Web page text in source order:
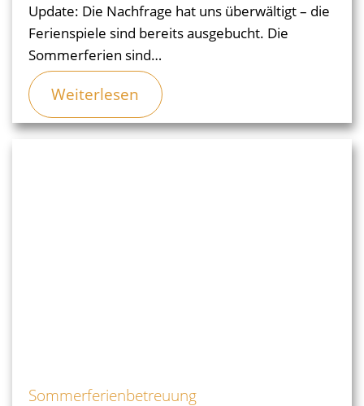
Update: Die Nachfrage hat uns überwältigt – die
Ferienspiele sind bereits ausgebucht. Die
Sommerferien sind…
Weiterlesen
Sommerferienbetreuung